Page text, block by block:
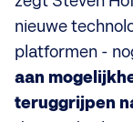
nieuwe
platformen -
aan
teruggrijpen